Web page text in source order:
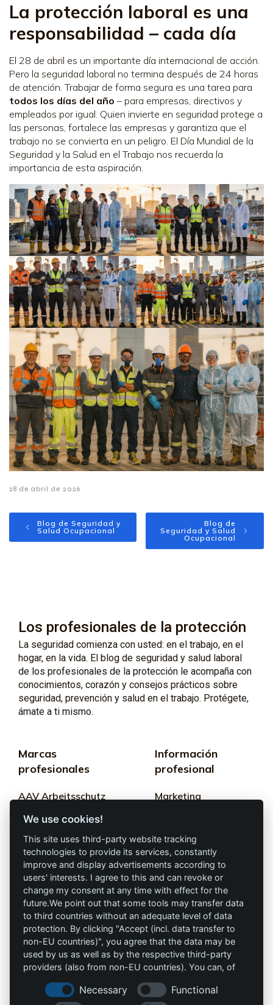
La protección laboral es una
responsabilidad – cada día
El 28 de abril es un importante día internacional de acción.
Pero la seguridad laboral no termina después de 24 horas
de atención. Trabajar de forma segura es una tarea para
todos los días del año – para empresas, directivos y
empleados por igual. Quien invierte en seguridad protege a
las personas, fortalece las empresas y garantiza que el
trabajo no se convierta en un peligro. El Día Mundial de la
Seguridad y la Salud en el Trabajo nos recuerda la
importancia de esta aspiración.
28 de abril de 2026
Blog de Seguridad y
Salud Ocupacional
Blog de
Seguridad y Salud
Ocupacional
Los profesionales de la protección
La seguridad comienza con usted: en el trabajo, en el
hogar, en la vida. El blog de seguridad y salud laboral
de los profesionales de la protección le acompaña con
conocimientos, corazón y consejos prácticos sobre
seguridad, prevención y salud en el trabajo. Protégete,
ámate a ti mismo.
Marcas
profesionales
AAV Arbeitsschutz
Allprotec® Solo
trabaja seguro
Omniprotect –
Tienda Online
Información
profesional
Marketing
condiciones
Privacidad
Impresión
Contacto
info@die-schutzprofis.de
+49 (511) 679997-97
We use cookies!
This site uses third-party website tracking
technologies to provide its services, constantly
improve and display advertisements according to
users' interests. I agree to this and can revoke or
change my consent at any time with effect for the
future.We point out that some tools may transfer data
to third countries without an adequate level of data
protection. By clicking "Accept (incl. data transfer to
non-EU countries)", you agree that the data may be
used by us as well as by the respective third-party
providers (also from non-EU countries). You can, of
Necessary
Functional